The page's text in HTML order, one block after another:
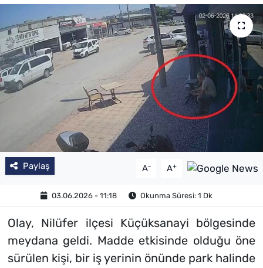
Paylaş A- A+
03.06.2026 - 11:18 Okunma Süresi: 1 Dk
Olay, Nilüfer ilçesi Küçüksanayi bölgesinde
meydana geldi. Madde etkisinde olduğu öne
sürülen kişi, bir iş yerinin önünde park halinde